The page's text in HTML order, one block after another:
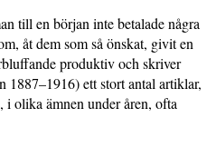
till en början inte betalade några
åt dem som så önskat, givit en
produktiv och skriver
1887–1916) ett stort antal artiklar,
i olika ämnen under åren, ofta